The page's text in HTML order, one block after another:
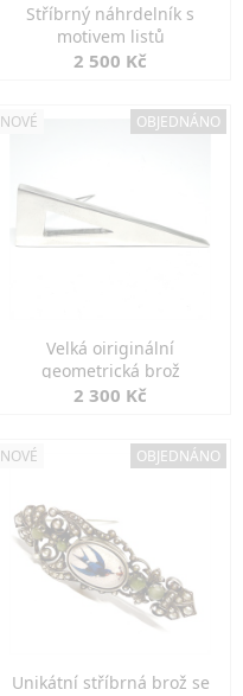
Stříbrný náhrdelník s
motivem listů
2 500 Kč
NOVÉ OBJEDNÁNO
Velká oiriginální
geometrická brož
2 300 Kč
NOVÉ OBJEDNÁNO
Unikátní stříbrná brož se